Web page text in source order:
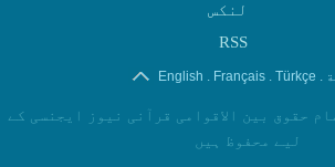
لنکس
RSS
.
Türkçe
.
Français
.
English
حقوق بین الاقوامی قرآنی نیوز ایجنسی کے
لیے محفوظ ہیں